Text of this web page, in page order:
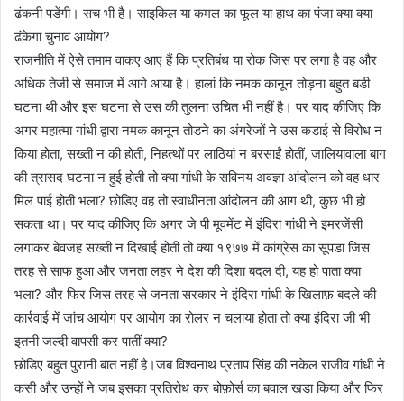
ढंकनी पडेंगी। सच भी है। साइकिल या कमल का फूल या हाथ का पंजा क्या क्या
ढंकेगा चुनाव आयोग?
राजनीति में ऐसे तमाम वाकए आए हैं कि प्रतिबंध या रोक जिस पर लगा है वह और
अधिक तेजी से समाज में आगे आया है। हालां कि नमक कानून तोड़ना बहुत बडी
घटना थी और इस घटना से उस की तुलना उचित भी नहीं है। पर याद कीजिए कि
अगर महात्मा गांधी द्वारा नमक कानून तोडने का अंगरेजों ने उस कडाई से विरोध न
किया होता, सख्ती न की होती, निहत्थों पर लाठियां न बरसाईं होतीं, जालियावाला बाग
की त्रासद घटना न हुई होती तो क्या गांधी के सविनय अवज्ञा आंदोलन को वह धार
मिल पाई होती भला? छोडिए वह तो स्वाधीनता आंदोलन की आग थी, कुछ भी हो
सकता था। पर याद कीजिए कि अगर जे पी मूवमेंट में इंदिरा गांधी ने इमरजेंसी
लगाकर बेवजह सख्ती न दिखाई होती तो क्या १९७७ में कांग्रेस का सूपडा जिस
तरह से साफ हुआ और जनता लहर ने देश की दिशा बदल दी, यह हो पाता क्या
भला? और फिर जिस तरह से जनता सरकार ने इंदिरा गांधी के खिलाफ़ बदले की
कार्रवाई में जांच आयोग पर आयोग का रोलर न चलाया होता तो क्या इंदिरा जी भी
इतनी जल्दी वापसी कर पातीं क्या?
छोडिए बहुत पुरानी बात नहीं है।जब विश्वनाथ प्रताप सिंह की नकेल राजीव गांधी ने
कसी और उन्हों ने जब इसका प्रतिरोध कर बोफ़ोर्स का बवाल खडा किया और फिर